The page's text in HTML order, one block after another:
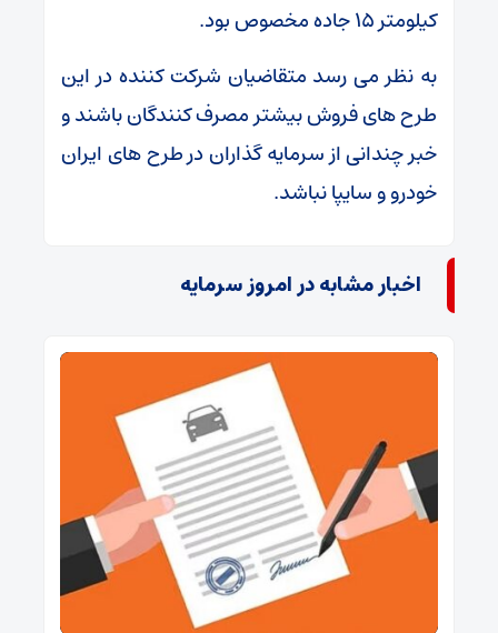
کیلومتر ۱۵ جاده مخصوص بود.
به نظر می رسد متقاضیان شرکت کننده در این
طرح های فروش بیشتر مصرف کنندگان باشند و
خبر چندانی از سرمایه گذاران در طرح های ایران
خودرو و سایپا نباشد.
اخبار مشابه در امروز سرمایه